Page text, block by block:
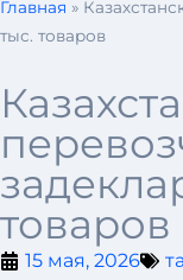
Главная »
тыс. товаров
товаров
15 мая, 2026